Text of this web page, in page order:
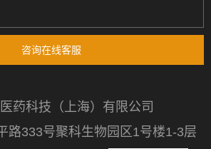
咨询在线客服
药科技（上海）有限公司
路333号聚科生物园区1号楼1-3层